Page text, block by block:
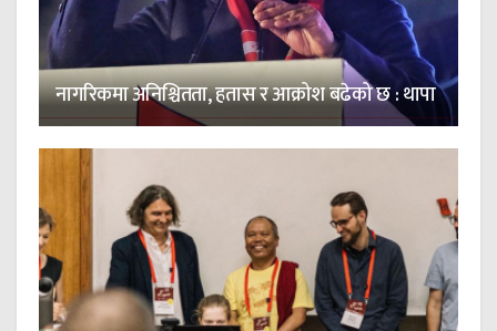
नागरिकमा अनिश्चितता, हतास र आक्रोश बढेको छ : थापा